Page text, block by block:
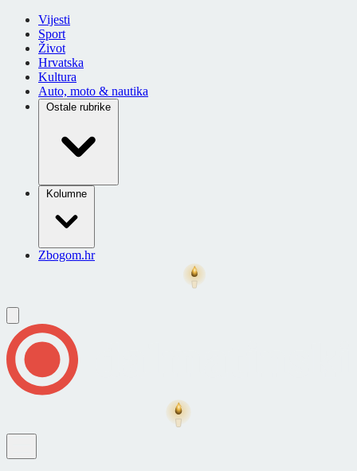
Vijesti
Sport
Život
Hrvatska
Kultura
Auto, moto & nautika
Ostale rubrike
Kolumne
Zbogom.hr